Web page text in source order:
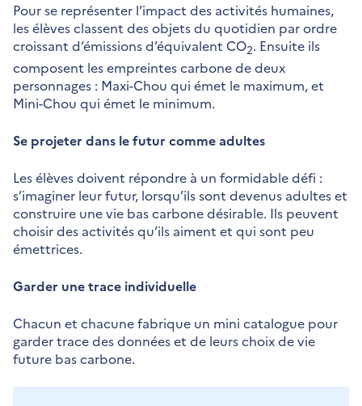
Pour se représenter l’impact des activités humaines,
les élèves classent des objets du quotidien par ordre
croissant d’émissions d’équivalent CO2. Ensuite ils
composent les empreintes carbone de deux
personnages : Maxi-Chou qui émet le maximum, et
Mini-Chou qui émet le minimum.
Se projeter dans le futur comme adultes
Les élèves doivent répondre à un formidable défi :
s’imaginer leur futur, lorsqu’ils sont devenus adultes et
construire une vie bas carbone désirable. Ils peuvent
choisir des activités qu’ils aiment et qui sont peu
émettrices.
Garder une trace individuelle
Chacun et chacune fabrique un mini catalogue pour
garder trace des données et de leurs choix de vie
future bas carbone.